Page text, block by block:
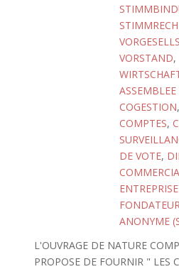
VORSTAND,
COGESTION,
COMPTES,
DE VOTE,
ANONYME
L'OUVRAGE DE NATURE
PROPOSE DE FOURNIR " LES